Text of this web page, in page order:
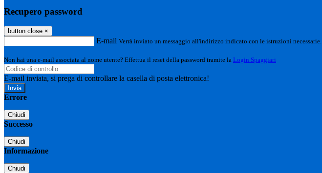
Recupero password
button close ×
E-mail Verrà inviato un messaggio all'indirizzo indicato con le istruzioni necessarie.
Non hai una e-mail associata al nome utente? Effettua il reset della password tramite la Login Spaggiari
E-mail inviata, si prega di controllare la casella di posta elettronica!
Errore
Chiudi
Successo
Chiudi
Informazione
Chiudi